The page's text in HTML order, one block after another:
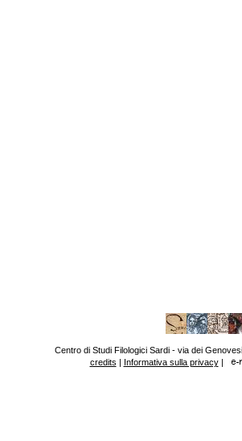
Centro di Studi Filologici Sardi - via dei
credits | Informativa sulla privacy|